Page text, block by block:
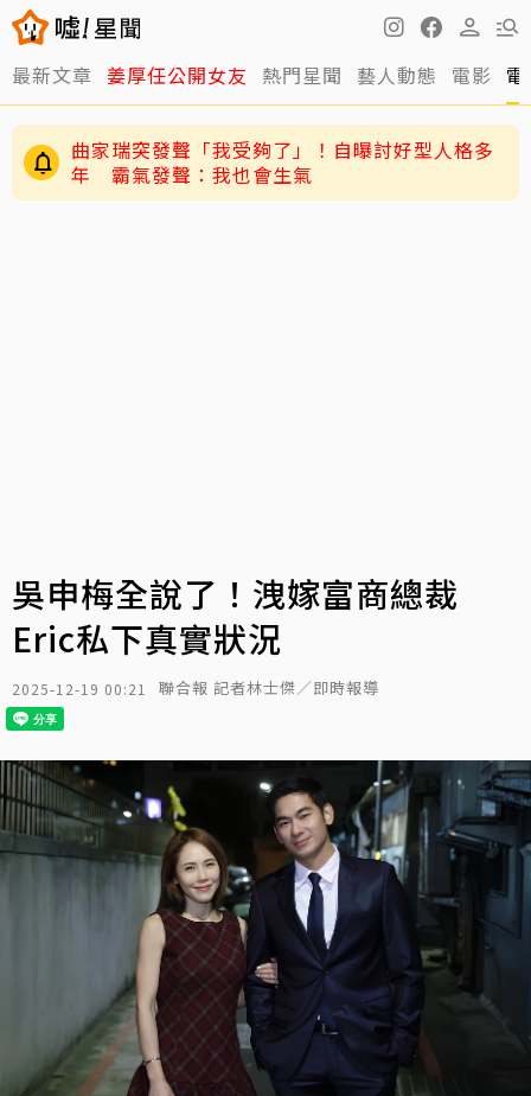
最新文章 姜厚任公開女友 熱門星聞 藝人動態 電影
曲家瑞突發聲「我受夠了」！自曝討好型人格多
年 霸氣發聲：我也會生氣
吳申梅全說了！洩嫁富商總裁
Eric私下真實狀況
2025-12-19 00:21 聯合報 記者林士傑／即時報導